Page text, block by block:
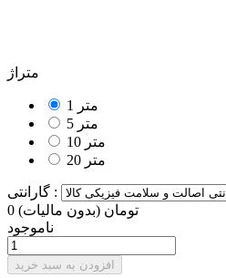
متراژ
1 متر
5 متر
10 متر
20 متر
گارانتی :
0 تومان (بدون مالیات)
ناموجود
افزودن به سبد خرید